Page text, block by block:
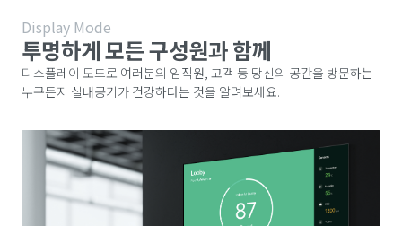
Display Mode
투명하게 모든 구성원과 함께
디스플레이 모드로 여러분의 임직원, 고객 등 당신의 공간을 방문하는
누구든지 실내공기가 건강하다는 것을 알려보세요.